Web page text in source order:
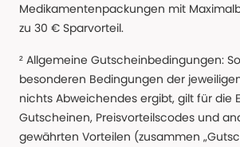
Medikamentenpackungen mit
zu 30 € Sparvorteil.
² Allgemeine Gutscheinbedingungen:
besonderen Bedingungen der
nichts Abweichendes ergibt, gilt für die
Gutscheinen, Preisvorteilscodes und
gewährten Vorteilen (zusammen